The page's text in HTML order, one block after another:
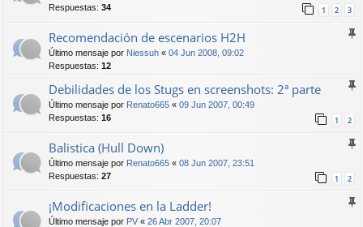
Respuestas: 34 1 2 3
Recomendación de escenarios H2H
Último mensaje por Niessuh « 04 Jun 2008, 09:02
Respuestas: 12
Debilidades de los Stugs en screenshots: 2ª parte
Último mensaje por Renato665 « 09 Jun 2007, 00:49
Respuestas: 16 1 2
Balistica (Hull Down)
Último mensaje por Renato665 « 08 Jun 2007, 23:51
Respuestas: 27 1 2
¡Modificaciones en la Ladder!
Último mensaje por PV « 26 Abr 2007, 20:07